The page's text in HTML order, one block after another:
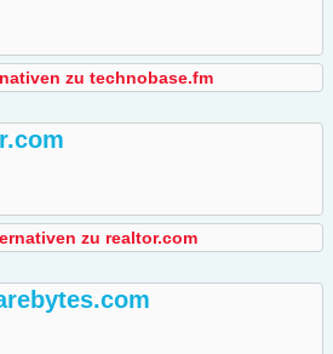
zu technobase.fm
zu realtor.com